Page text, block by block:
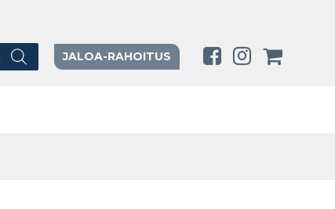
JALOA-RAHOITUS